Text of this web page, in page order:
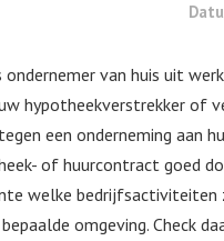
van huis uit
hypotheekverstrekker of
een onderneming aan
of huurcontract goed
welke bedrijfsactiviteiten
omgeving. Check